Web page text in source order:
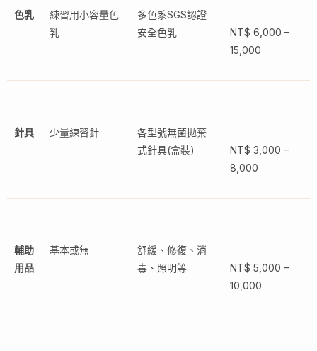
色乳
練習用小容量色
乳
多色系SGS認證
安全色乳
NT$ 6,000 –
15,000
針具 少量練習針
各型號無菌拋棄
式針具(盒裝)
NT$ 3,000 –
8,000
輔助
用品
基本或無
舒緩、修復、消
毒、照明等
NT$ 5,000 –
10,000